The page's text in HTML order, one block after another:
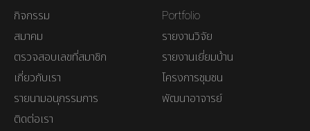
กิจกรรม
สมาคม
ตรวจสอบเลขที่สมาชิก
เกี่ยวกับเรา
รายนามอนุกรรมการ
ติดต่อเรา
Portfolio
รายงานวิจัย
รายงานเยี่ยมบ้าน
โครงการชุมชน
พัฒนาอาจารย์